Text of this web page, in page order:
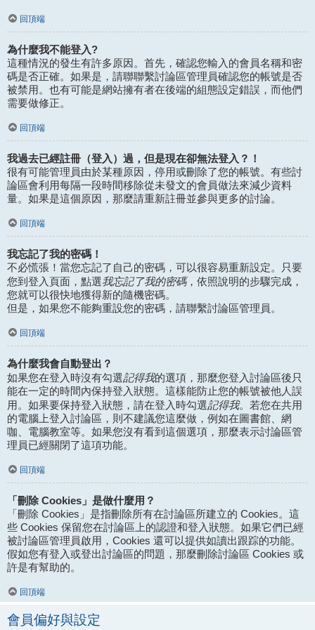
回頂端
為什麼我不能登入?
這種情況的發生有許多原因。首先，確認您輸入的會員名稱和密
碼是否正確。如果是，請聯聯繫討論區管理員確認您的帳號是否
被禁用。也有可能是網站擁有者在後端的組態設定錯誤，而他們
需要做修正。
回頂端
我過去已經註冊（登入）過，但是現在卻無法登入？！
很有可能管理員由於某種原因，停用或刪除了您的帳號。有些討
論區會利用每隔一段時間移除從未發文的會員做法來減少資料
量。如果是這個原因，那麼請重新註冊並參與更多的討論。
回頂端
我忘記了我的密碼！
不必慌張！當您忘記了自己的密碼，可以很容易重新設定。只要
您到登入頁面，點選我忘記了我的密碼，依照說明的步驟完成，
您就可以很快地獲得新的隨機密碼。
但是，如果您不能夠重設您的密碼，請聯繫討論區管理員。
回頂端
為什麼我會自動登出？
如果您在登入時沒有勾選記得我的選項，那麼您登入討論區後只
能在一定的時間內保持登入狀態。這樣能防止您的帳號被他人誤
用。如果要保持登入狀態，請在登入時勾選記得我。若您在共用
的電腦上登入討論區，則不建議您這麼做，例如在圖書館、網
咖、電腦教室等。如果您沒有看到這個選項，那麼表示討論區管
理員已經關閉了這項功能。
回頂端
「刪除 Cookies」是做什麼用？
「刪除 Cookies」是指刪除所有在討論區所建立的 Cookies。這
些 Cookies 保留您在討論區上的認證和登入狀態。如果它們已經
被討論區管理員啟用，Cookies 還可以提供如讀出跟踪的功能。
假如您有登入或登出討論區的問題，那麼刪除討論區 Cookies 或
許是有幫助的。
回頂端
會員偏好與設定